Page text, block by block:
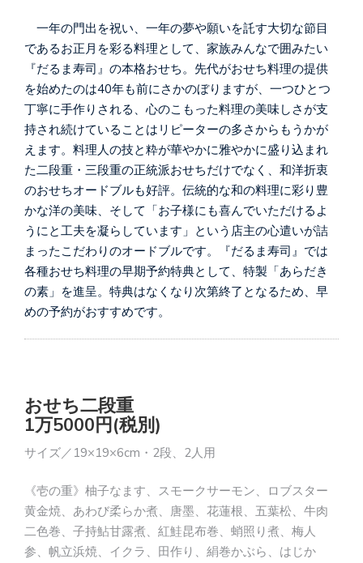
一年の門出を祝い、一年の夢や願いを託す大切な節目
であるお正月を彩る料理として、家族みんなで囲みたい
『だるま寿司』の本格おせち。先代がおせち料理の提供
を始めたのは40年も前にさかのぼりますが、一つひとつ
丁寧に手作りされる、心のこもった料理の美味しさが支
持され続けていることはリピーターの多さからもうかが
えます。料理人の技と粋が華やかに雅やかに盛り込まれ
た二段重・三段重の正統派おせちだけでなく、和洋折衷
のおせちオードブルも好評。伝統的な和の料理に彩り豊
かな洋の美味、そして「お子様にも喜んでいただけるよ
うにと工夫を凝らしています」という店主の心遣いが詰
まったこだわりのオードブルです。『だるま寿司』では
各種おせち料理の早期予約特典として、特製「あらだき
の素」を進呈。特典はなくなり次第終了となるため、早
めの予約がおすすめです。
おせち二段重
1万5000円(税別)
サイズ／19×19×6cm・2段、2人用
《壱の重》柚子なます、スモークサーモン、ロブスター
黄金焼、あわび柔らか煮、唐墨、花蓮根、五葉松、牛肉
二色巻、子持鮎甘露煮、紅鮭昆布巻、蛸照り煮、梅人
参、帆立浜焼、イクラ、田作り、絹巻かぶら、はじか